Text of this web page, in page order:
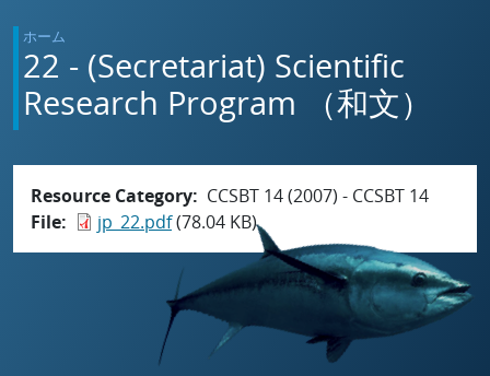
ホーム
22 - (Secretariat) Scientific
Research Program （和文）
Resource Category
CCSBT 14 (2007) - CCSBT 14
File
jp_22.pdf(78.04 KB)